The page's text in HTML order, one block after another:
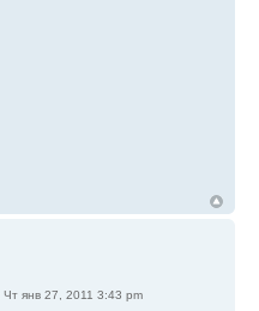
Чт янв 27, 2011 3:43 pm